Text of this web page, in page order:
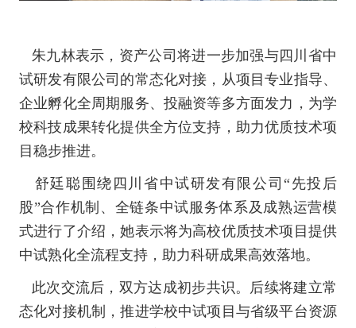
朱九林表示，资产公司将进一步加强与四川省中
试研发有限公司的常态化对接，从项目专业指导、
企业孵化全周期服务、投融资等多方面发力，为学
校科技成果转化提供全方位支持，助力优质技术项
目稳步推进。
舒廷聪围绕四川省中试研发有限公司 “先投后
股”合作机制、全链条中试服务体系及成熟运营模
式进行了介绍，她表示将为高校优质技术项目提供
中试熟化全流程支持，助力科研成果高效落地。
此次交流后，双方达成初步共识。后续将建立常
态化对接机制，推进学校中试项目与省级平台资源